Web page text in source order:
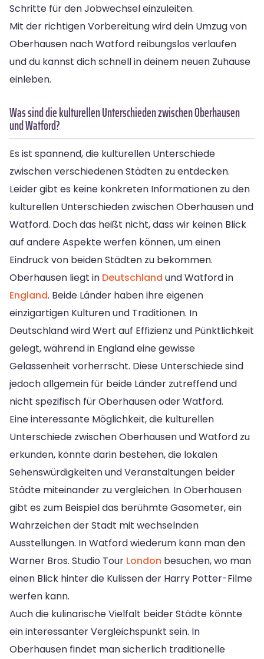
Schritte für den Jobwechsel einzuleiten.
Mit der richtigen Vorbereitung wird dein Umzug von
Oberhausen nach Watford reibungslos verlaufen
und du kannst dich schnell in deinem neuen Zuhause
einleben.
Was sind die kulturellen Unterschieden zwischen Oberhausen
und Watford?
Es ist spannend, die kulturellen Unterschiede
zwischen verschiedenen Städten zu entdecken.
Leider gibt es keine konkreten Informationen zu den
kulturellen Unterschieden zwischen Oberhausen und
Watford. Doch das heißt nicht, dass wir keinen Blick
auf andere Aspekte werfen können, um einen
Eindruck von beiden Städten zu bekommen.
Oberhausen liegt in Deutschland und Watford in
England. Beide Länder haben ihre eigenen
einzigartigen Kulturen und Traditionen. In
Deutschland wird Wert auf Effizienz und Pünktlichkeit
gelegt, während in England eine gewisse
Gelassenheit vorherrscht. Diese Unterschiede sind
jedoch allgemein für beide Länder zutreffend und
nicht spezifisch für Oberhausen oder Watford.
Eine interessante Möglichkeit, die kulturellen
Unterschiede zwischen Oberhausen und Watford zu
erkunden, könnte darin bestehen, die lokalen
Sehenswürdigkeiten und Veranstaltungen beider
Städte miteinander zu vergleichen. In Oberhausen
gibt es zum Beispiel das berühmte Gasometer, ein
Wahrzeichen der Stadt mit wechselnden
Ausstellungen. In Watford wiederum kann man den
Warner Bros. Studio Tour London besuchen, wo man
einen Blick hinter die Kulissen der Harry Potter-Filme
werfen kann.
Auch die kulinarische Vielfalt beider Städte könnte
ein interessanter Vergleichspunkt sein. In
Oberhausen findet man sicherlich traditionelle